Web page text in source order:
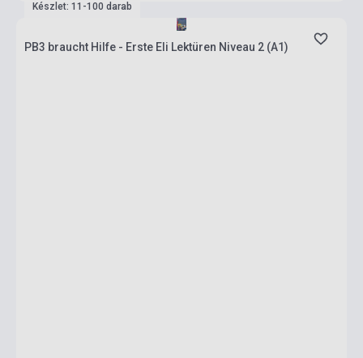
Készlet: 11-100 darab
PB3 braucht Hilfe - Erste Eli Lektüren Niveau 2 (A1)